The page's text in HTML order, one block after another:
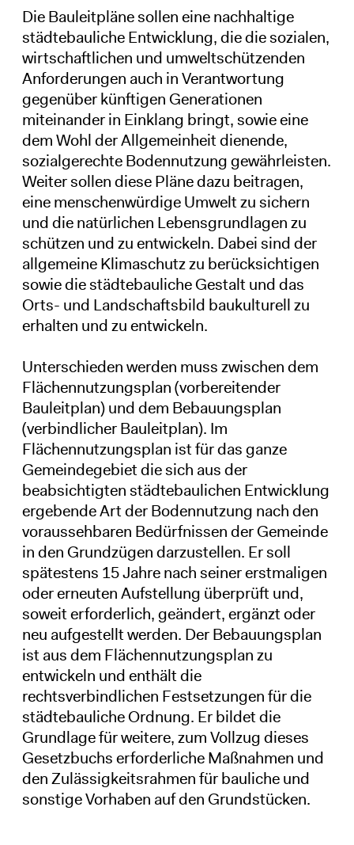
Die Bauleitpläne sollen eine nachhaltige
städtebauliche Entwicklung, die die sozialen,
wirtschaftlichen und umweltschützenden
Anforderungen auch in Verantwortung
gegenüber künftigen Generationen
miteinander in Einklang bringt, sowie eine
dem Wohl der Allgemeinheit dienende,
sozialgerechte Bodennutzung gewährleisten.
Weiter sollen diese Pläne dazu beitragen,
eine menschenwürdige Umwelt zu sichern
und die natürlichen Lebensgrundlagen zu
schützen und zu entwickeln. Dabei sind der
allgemeine Klimaschutz zu berücksichtigen
sowie die städtebauliche Gestalt und das
Orts- und Landschaftsbild baukulturell zu
erhalten und zu entwickeln.
Unterschieden werden muss zwischen dem
Flächennutzungsplan (vorbereitender
Bauleitplan) und dem Bebauungsplan
(verbindlicher Bauleitplan). Im
Flächennutzungsplan ist für das ganze
Gemeindegebiet die sich aus der
beabsichtigten städtebaulichen Entwicklung
ergebende Art der Bodennutzung nach den
voraussehbaren Bedürfnissen der Gemeinde
in den Grundzügen darzustellen. Er soll
spätestens 15 Jahre nach seiner erstmaligen
oder erneuten Aufstellung überprüft und,
soweit erforderlich, geändert, ergänzt oder
neu aufgestellt werden. Der Bebauungsplan
ist aus dem Flächennutzungsplan zu
entwickeln und enthält die
rechtsverbindlichen Festsetzungen für die
städtebauliche Ordnung. Er bildet die
Grundlage für weitere, zum Vollzug dieses
Gesetzbuchs erforderliche Maßnahmen und
den Zulässigkeitsrahmen für bauliche und
sonstige Vorhaben auf den Grundstücken.